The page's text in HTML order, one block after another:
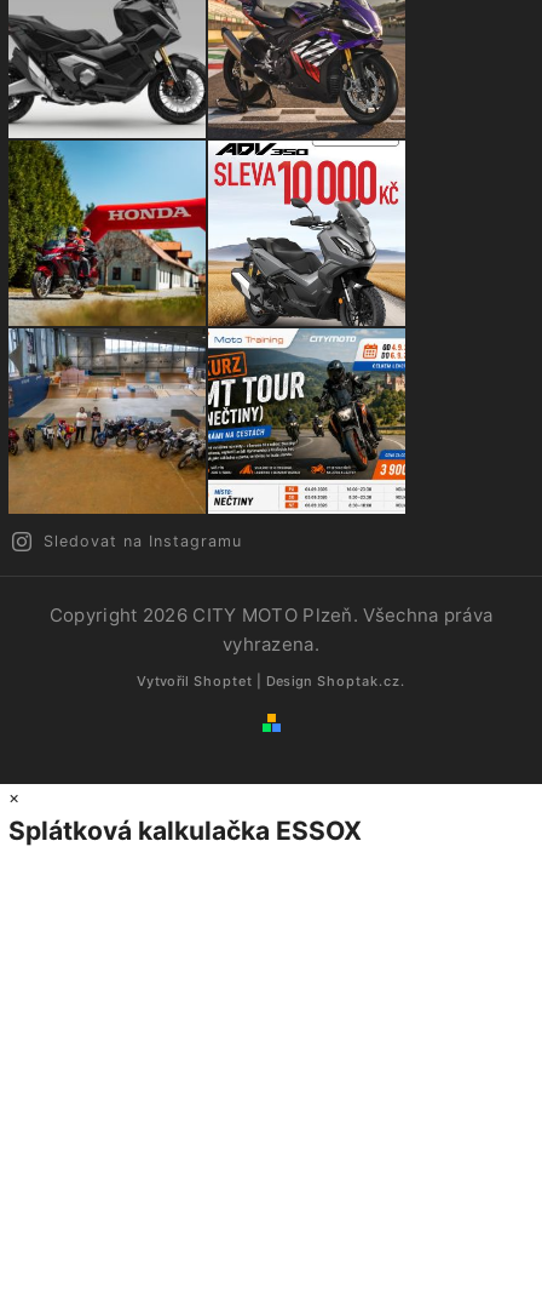
Sledovat na Instagramu
Copyright 2026 CITY MOTO Plzeň. Všechna práva
vyhrazena.
Vytvořil Shoptet | Design Shoptak.cz.
×
Splátková kalkulačka ESSOX